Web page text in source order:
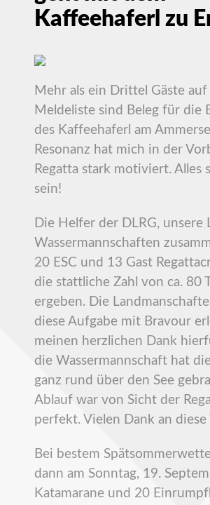
Kaffeehaferl zu
Mehr als ein Drittel Gäste
Meldeliste sind Beleg für die
des Kaffeehaferl am
Resonanz hat mich in der
Regatta stark motiviert. Alles
sein!
Die Helfer der DLRG, unsere
Wassermannschaften
20 ESC und 13 Gast
die stattliche Zahl von ca. 80
ergeben. Die
diese Aufgabe mit Bravour
meinen herzlichen Dank
die Wassermannschaft hat
ganz rund über den See
Ablauf war von Sicht der
perfekt. Vielen Dank an diese
Bei bestem
dann am Sonntag, 19.
Katamarane und 20